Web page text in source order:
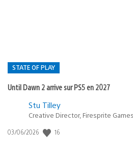
STATE OF PLAY
Until Dawn 2 arrive sur PS5 en 2027
Postée
:
Stu Tilley
Creative Director, Firesprite Games
Date
03/06/2026 16